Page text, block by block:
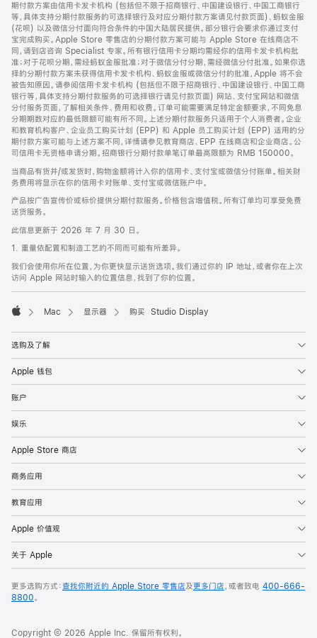
期付款方案由信用卡发卡机构 (包括但不限于招商银行、中国建设银行、中国工商银行
等，具体支持分期付款服务的可选择银行及对应分期付款方案请见付款页面)、蚂蚁金服
(花呗) 以及微信分付面向符合条件的中国大陆居民提供。部分银行会要求你通过支付
宝完成购买。Apple Store 零售店的分期付款方案可能与 Apple Store 在线商店不
同，请到店咨询 Specialist 专家。所有银行信用卡分期均需经你的信用卡发卡机构批
准；对于花呗分期，需经蚂蚁金服批准；对于微信分付分期，需经微信分付批准。如果你选
择的分期付款方案未获得信用卡发卡机构、蚂蚁金服或微信分付的批准，Apple 将不会
被告知原因。请参阅信用卡发卡机构 (包括但不限于招商银行、中国建设银行、中国工商
银行等，具体支持分期付款服务的可选择银行请见付款页面) 网站、支付宝网站和微信
分付服务页面，了解相关条件、费用和收费。订单可能需要满足特定金额要求，不同免息
分期期数对应的最低限额可能有所不同。上述分期付款服务只适用于个人消费者。企业
和教育机构客户、企业员工购买计划 (EPP) 和 Apple 员工购买计划 (EPP) 适用的分
期付款方案可能与上述方案不同，详情请参见教育商店、EPP 在线商店和企业商店。公
司信用卡无资格申请分期。招商银行分期付款单笔订单最高限额为 RMB 150000。
当商品有货并/或发货时，购物金额将计入你的信用卡、支付宝或微信分付账单。相关财
务费用将显示在你的信用卡对账单、支付宝或微信账户中。
产品按广告宣传价或标价提供分期付款服务。价格包含增值税。所有订单均可享受免费
送货服务。
此信息更新于 2026 年 7 月 30 日。
1. 重量依配置和制造工艺的不同而可能有所差异。
我们会使用你所在位置，为你更快显示送货选项。我们通过你的 IP 地址，或者你在上次
访问 Apple 网站时输入的位置信息，找到了你的位置。
Mac 显示器 购买 Studio Display
选购及了解
Apple 钱包
账户
娱乐
Apple Store 商店
商务应用
教育应用
Apple 价值观
关于 Apple
更多选购方式：查找你附近的 Apple Store 零售店及更多门店，或者致电 400-666-
8800。
Copyright © 2026 Apple Inc. 保留所有权利。